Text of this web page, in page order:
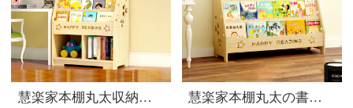
慧楽家本棚丸太収納棚着地棚書斎収納棚可愛い熊五階幅60 cm
慧楽家本棚丸太の書棚学生本新聞ラック松木置物棚アニメ熊の四階80幅